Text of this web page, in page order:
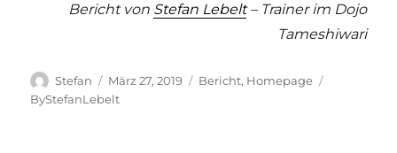
Bericht von Stefan Lebelt– Trainer im Dojo
Tameshiwari
Autor
Stefan
Veröffentlicht
am
März 27, 2019 Kategorien
Bericht, Homepage
ByStefanLebelt